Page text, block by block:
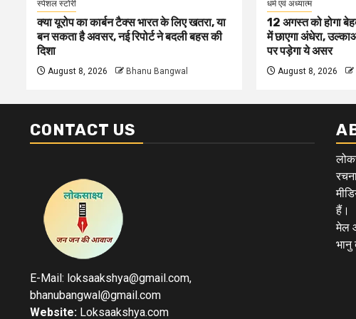
स्पेशल स्टोरी
क्या यूरोप का कार्बन टैक्स भारत के लिए खतरा, या
बन सकता है अवसर, नई रिपोर्ट ने बदली बहस की
दिशा
August 8, 2026 Bhanu Bangwal
धर्म एवं अध्यात्म
12 अगस्त को होगा
में छाएगा अंधेरा,
पर पड़ेगा ये असर
August 8, 2026
CONTACT US
E-Mail: loksaakshya@gmail.com,
bhanubangwal@gmail.com
Website: Loksaakshya.com
हैं।
मेल
भानु